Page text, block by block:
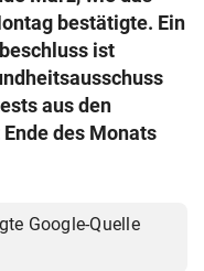
bestätigte. Ein
ist
aus den
des Monats
Google-Quelle